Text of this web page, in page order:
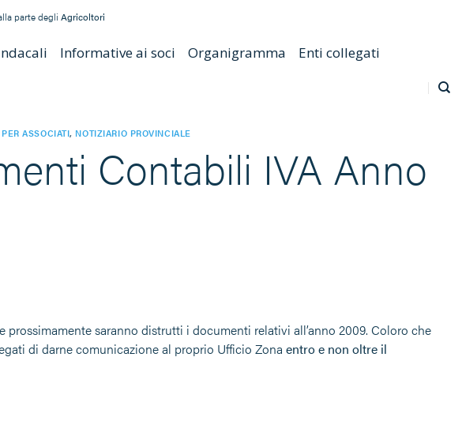
parte degli Agricoltori
Informative ai soci Organigramma Enti collegati
ASSOCIATI, NOTIZIARIO PROVINCIALE
Contabili IVA Anno
saranno distrutti i documenti relativi all’anno 2009. Coloro che
di darne comunicazione al proprio Ufficio Zona entro e non oltre il